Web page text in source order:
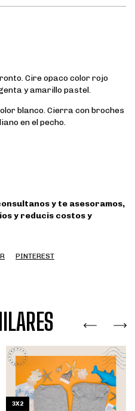
Cire opaco color rojo
y amarillo pastel.
blanco. Cierra con broches
en el pecho.
y te asesoramos,
y reducis costos y
PINTEREST
3X2